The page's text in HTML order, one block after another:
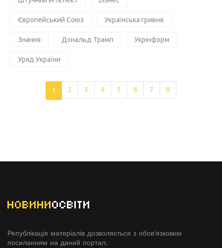
Європейський Союз Українська гривня
Знання Дональд Трамп Укрінформ
Уряд України
1 2 3 4 5 6 7 8
НОВИНИОСВІТИ
Републікація матеріалів дозволяється з обов'язковим
посиланням на даний портал.